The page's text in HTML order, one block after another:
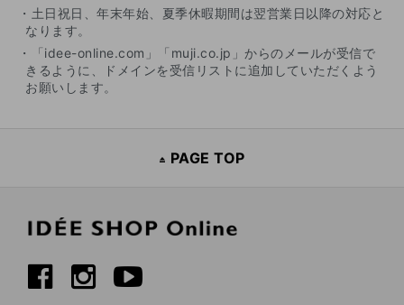
・土日祝日、年末年始、夏季休暇期間は翌営業日以降の対応と
なります。
・「idee-online.com」「muji.co.jp」からのメールが受信で
きるように、ドメインを受信リストに追加していただくよう
お願いします。
PAGE TOP